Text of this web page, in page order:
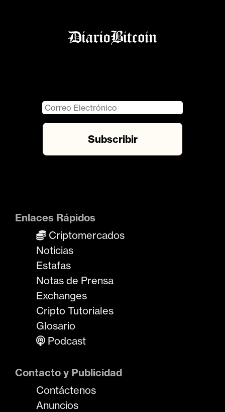
Enlaces Rápidos
Criptomercados
Noticias
Estafas
Notas de Prensa
Exchanges
Cripto Tutoriales
Glosario
Podcast
Contacto y Publicidad
Contáctenos
Anuncios